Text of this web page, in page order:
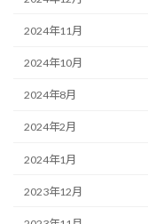
2024年11月
2024年10月
2024年8月
2024年2月
2024年1月
2023年12月